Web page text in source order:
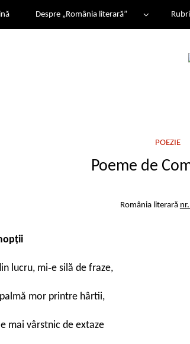
Despre „România literară”
POEZIE
Poeme de
România literară
lucru, mi‐e silă de fraze,
mor printre hârtii,
mai vârstnic de extaze